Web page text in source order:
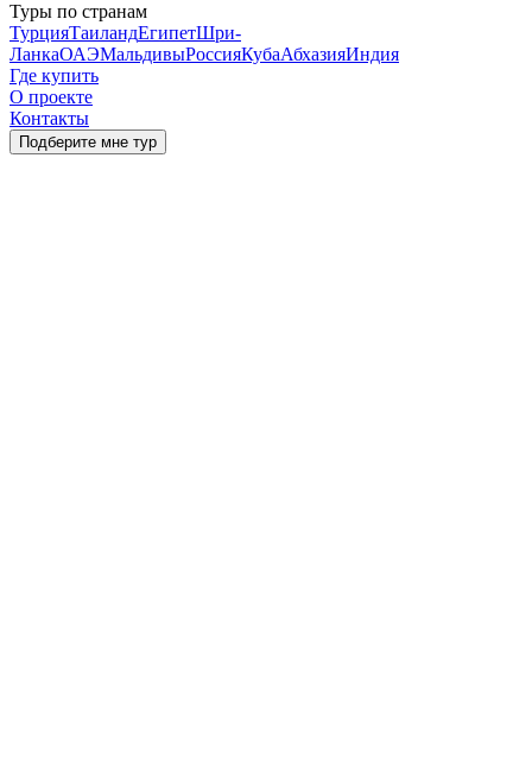
Туры по странам
ТурцияТаиландЕгипетШри-
ЛанкаОАЭМальдивыРоссияКубаАбхазияИндия
Где купить
О проекте
Контакты
Подберите мне тур